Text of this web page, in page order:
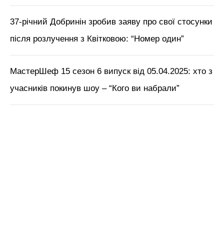
37-річний Добринін зробив заяву про свої стосунки
після розлучення з Квітковою: “Номер один”
МастерШеф 15 сезон 6 випуск від 05.04.2025: хто з
учасників покинув шоу – “Кого ви набрали”